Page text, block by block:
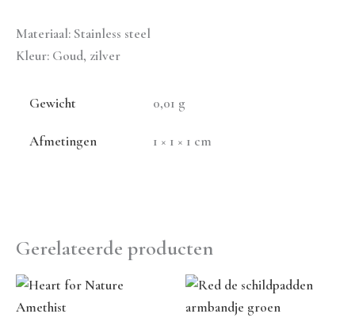
Materiaal: Stainless steel
Kleur: Goud, zilver
Gewicht 0,01 g
Afmetingen 1 × 1 × 1 cm
Gerelateerde producten